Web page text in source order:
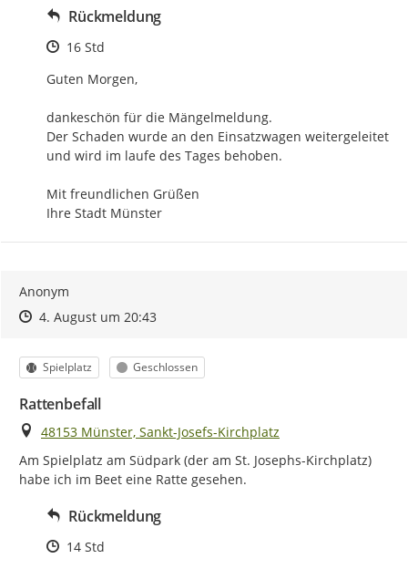
Rückmeldung
Zeitpunkt des Erstellens
16 Std
Guten Morgen,
dankeschön für die Mängelmeldung.
Der Schaden wurde an den Einsatzwagen weitergeleitet
und wird im laufe des Tages behoben.
Mit freundlichen Grüßen
Ihre Stadt Münster
Anonym
Zeitpunkt des Erstellens
Zeitpunkt des Erstellens
4. August um 20:43Zur Äußerung
Kategorie
Spielplatz Status
Geschlossen
Rattenbefall
Ort
48153 Münster, Sankt-Josefs-Kirchplatz
Am Spielplatz am Südpark (der am St. Josephs-Kirchplatz)
habe ich im Beet eine Ratte gesehen.
Rückmeldung
Zeitpunkt des Erstellens
14 Std